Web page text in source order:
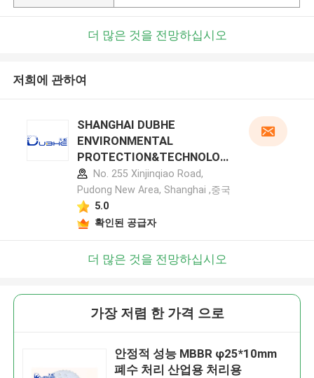
더 많은 것을 전망하십시오
저희에 관하여
SHANGHAI DUBHE
ENVIRONMENTAL
PROTECTION&TECHNOLOG
Y CO.,LTD 제조업체 프로필
No. 255 Xinjinqiao Road,
Pudong New Area, Shanghai ,중국
5.0
확인된 공급자
더 많은 것을 전망하십시오
가장 저렴 한 가격 으로
안정적 성능 MBBR φ25*10mm
폐수 처리 산업용 처리용